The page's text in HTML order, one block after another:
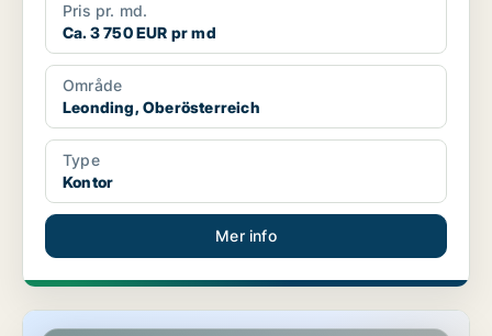
Pris pr. md.
Ca. 3 750 EUR pr md
Område
Leonding, Oberösterreich
Type
Kontor
Mer info
Lokaler i Schleißheim, Oberösterreich